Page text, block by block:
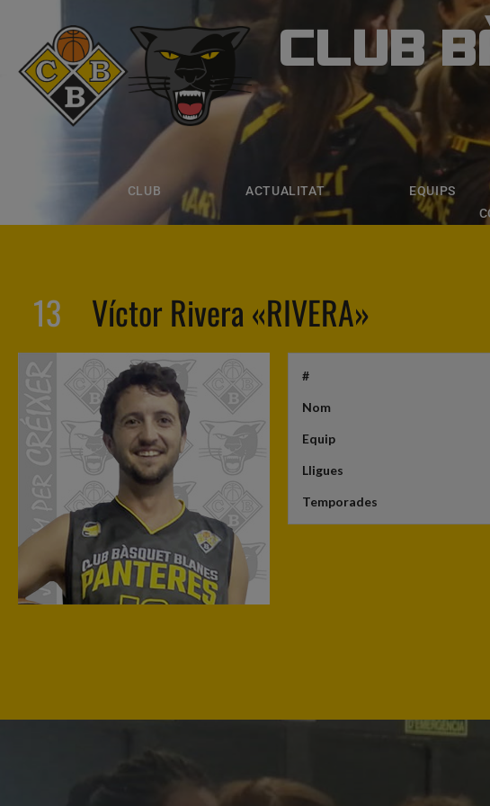
CLUB
CLUB ACTUALITAT EQUIPS
CLUB
ACTUALITAT
13 Víctor Rivera «RIVERA»
#
Nom
Equip
Lligues
Temporades